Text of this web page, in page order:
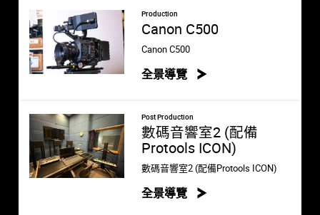
Production
Canon C500
Canon C500
全景導覽
Post Production
數碼音響室2 (配備
Protools ICON)
數碼音響室2 (配備Protools ICON)
全景導覽